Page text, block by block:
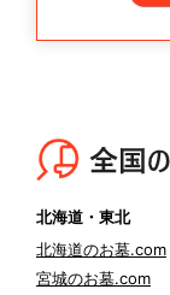
北海道・東北
北海道のお墓.com
宮城のお墓.com